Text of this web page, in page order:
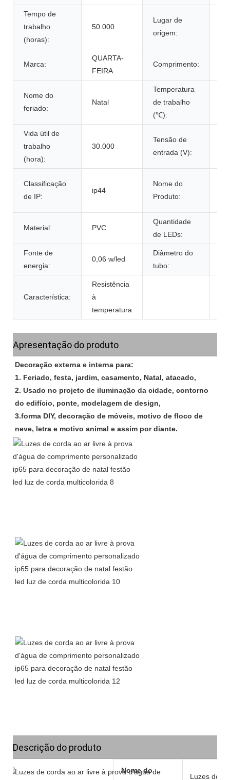
Tempo de
trabalho
(horas):
50.000
Lugar de
origem:
Marca:
QUARTA-
FEIRA
Comprimento:
Nome do
feriado:
Natal
Temperatura
de trabalho
(℃):
Vida útil de
trabalho
(hora):
30.000
Tensão de
entrada (V):
Classificação
de IP:
ip44
Nome do
Produto:
Material: PVC
Quantidade
de LEDs:
Fonte de
energia:
0,06 w/led
Diâmetro do
tubo:
Característica:
Resistência
à
temperatura
Apresentação do produto
Decoração externa e interna para:
1. Feriado, festa, jardim, casamento, Natal, atacado,
2. Usado no projeto de iluminação da cidade, contorno
do edifício, ponte, modelagem de design,
3.forma DIY, decoração de móveis, motivo de floco de
neve, letra e motivo animal e assim por diante.
Descrição do produto
Nome do
Luzes de